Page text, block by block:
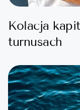
Kolacja
turnusach